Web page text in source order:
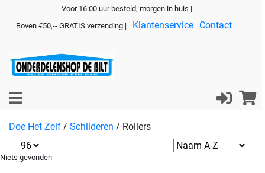
Voor 16:00 uur besteld, morgen in huis |
Boven €50,-- GRATIS verzending |
Klantenservice Contact
Doe Het Zelf / Schilderen / Rollers
Niets gevonden